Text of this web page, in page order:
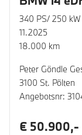
340 PS/ 250 kW
11.2025
18.000 km
Peter Göndle
3100 St. Pölten
Angebotsnr:
€ 50.900,-